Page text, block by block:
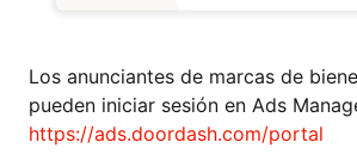
Los anunciantes de marcas de
pueden iniciar sesión en Ads
https://ads.doordash.com/portal